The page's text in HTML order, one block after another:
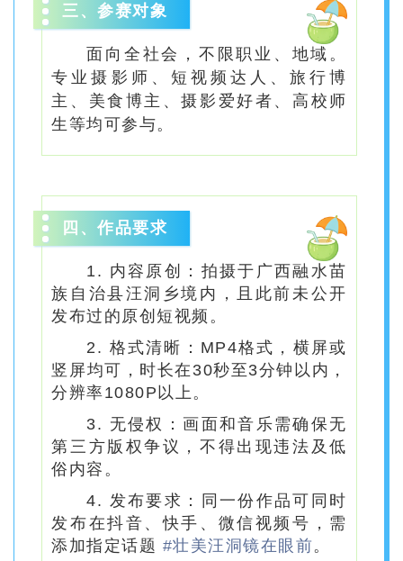
三、参赛对象
面向全社会，不限职业、地域。
专业摄影师、短视频达人、旅行博
主、美食博主、摄影爱好者、高校师
生等均可参与。
四、作品要求
1. 内容原创：拍摄于广西融水苗
族自治县汪洞乡境内，且此前未公开
发布过的原创短视频。
2. 格式清晰：MP4格式，横屏或
竖屏均可，时长在30秒至3分钟以内，
分辨率1080P以上。
3. 无侵权：画面和音乐需确保无
第三方版权争议，不得出现违法及低
俗内容。
4. 发布要求：同一份作品可同时
发布在抖音、快手、微信视频号，需
添加指定话题 #壮美汪洞镜在眼前 。